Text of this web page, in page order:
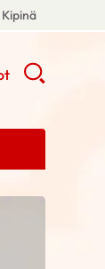
Kipinä